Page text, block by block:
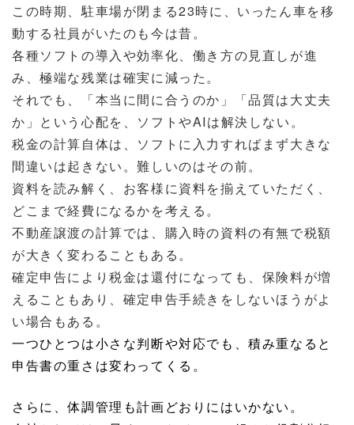
この時期、駐車場が閉まる23時に、いったん車を移
動する社員がいたのも今は昔。
各種ソフトの導入や効率化、働き方の見直しが進
み、極端な残業は確実に減った。
それでも、「本当に間に合うのか」「品質は大丈夫
か」という心配を、ソフトやAIは解決しない。
税金の計算自体は、ソフトに入力すればまず大きな
間違いは起きない。難しいのはその前。
資料を読み解く、お客様に資料を揃えていただく、
どこまで経費になるかを考える。
不動産譲渡の計算では、購入時の資料の有無で税額
が大きく変わることもある。
確定申告により税金は還付になっても、保険料が増
えることもあり、確定申告手続きをしないほうがよ
い場合もある。
一つひとつは小さな判断や対応でも、積み重なると
申告書の重さは変わってくる。
さらに、体調管理も計画どおりにはいかない。